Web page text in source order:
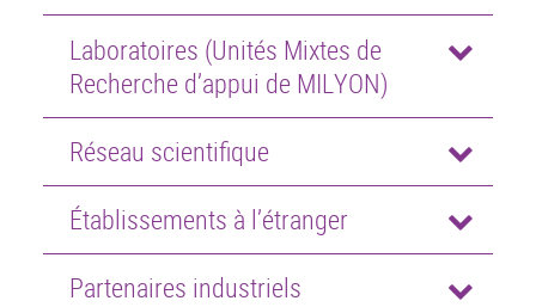
Laboratoires (Unités Mixtes de
Recherche d’appui de MILYON)
Réseau scientifique
Établissements à l’étranger
Partenaires industriels